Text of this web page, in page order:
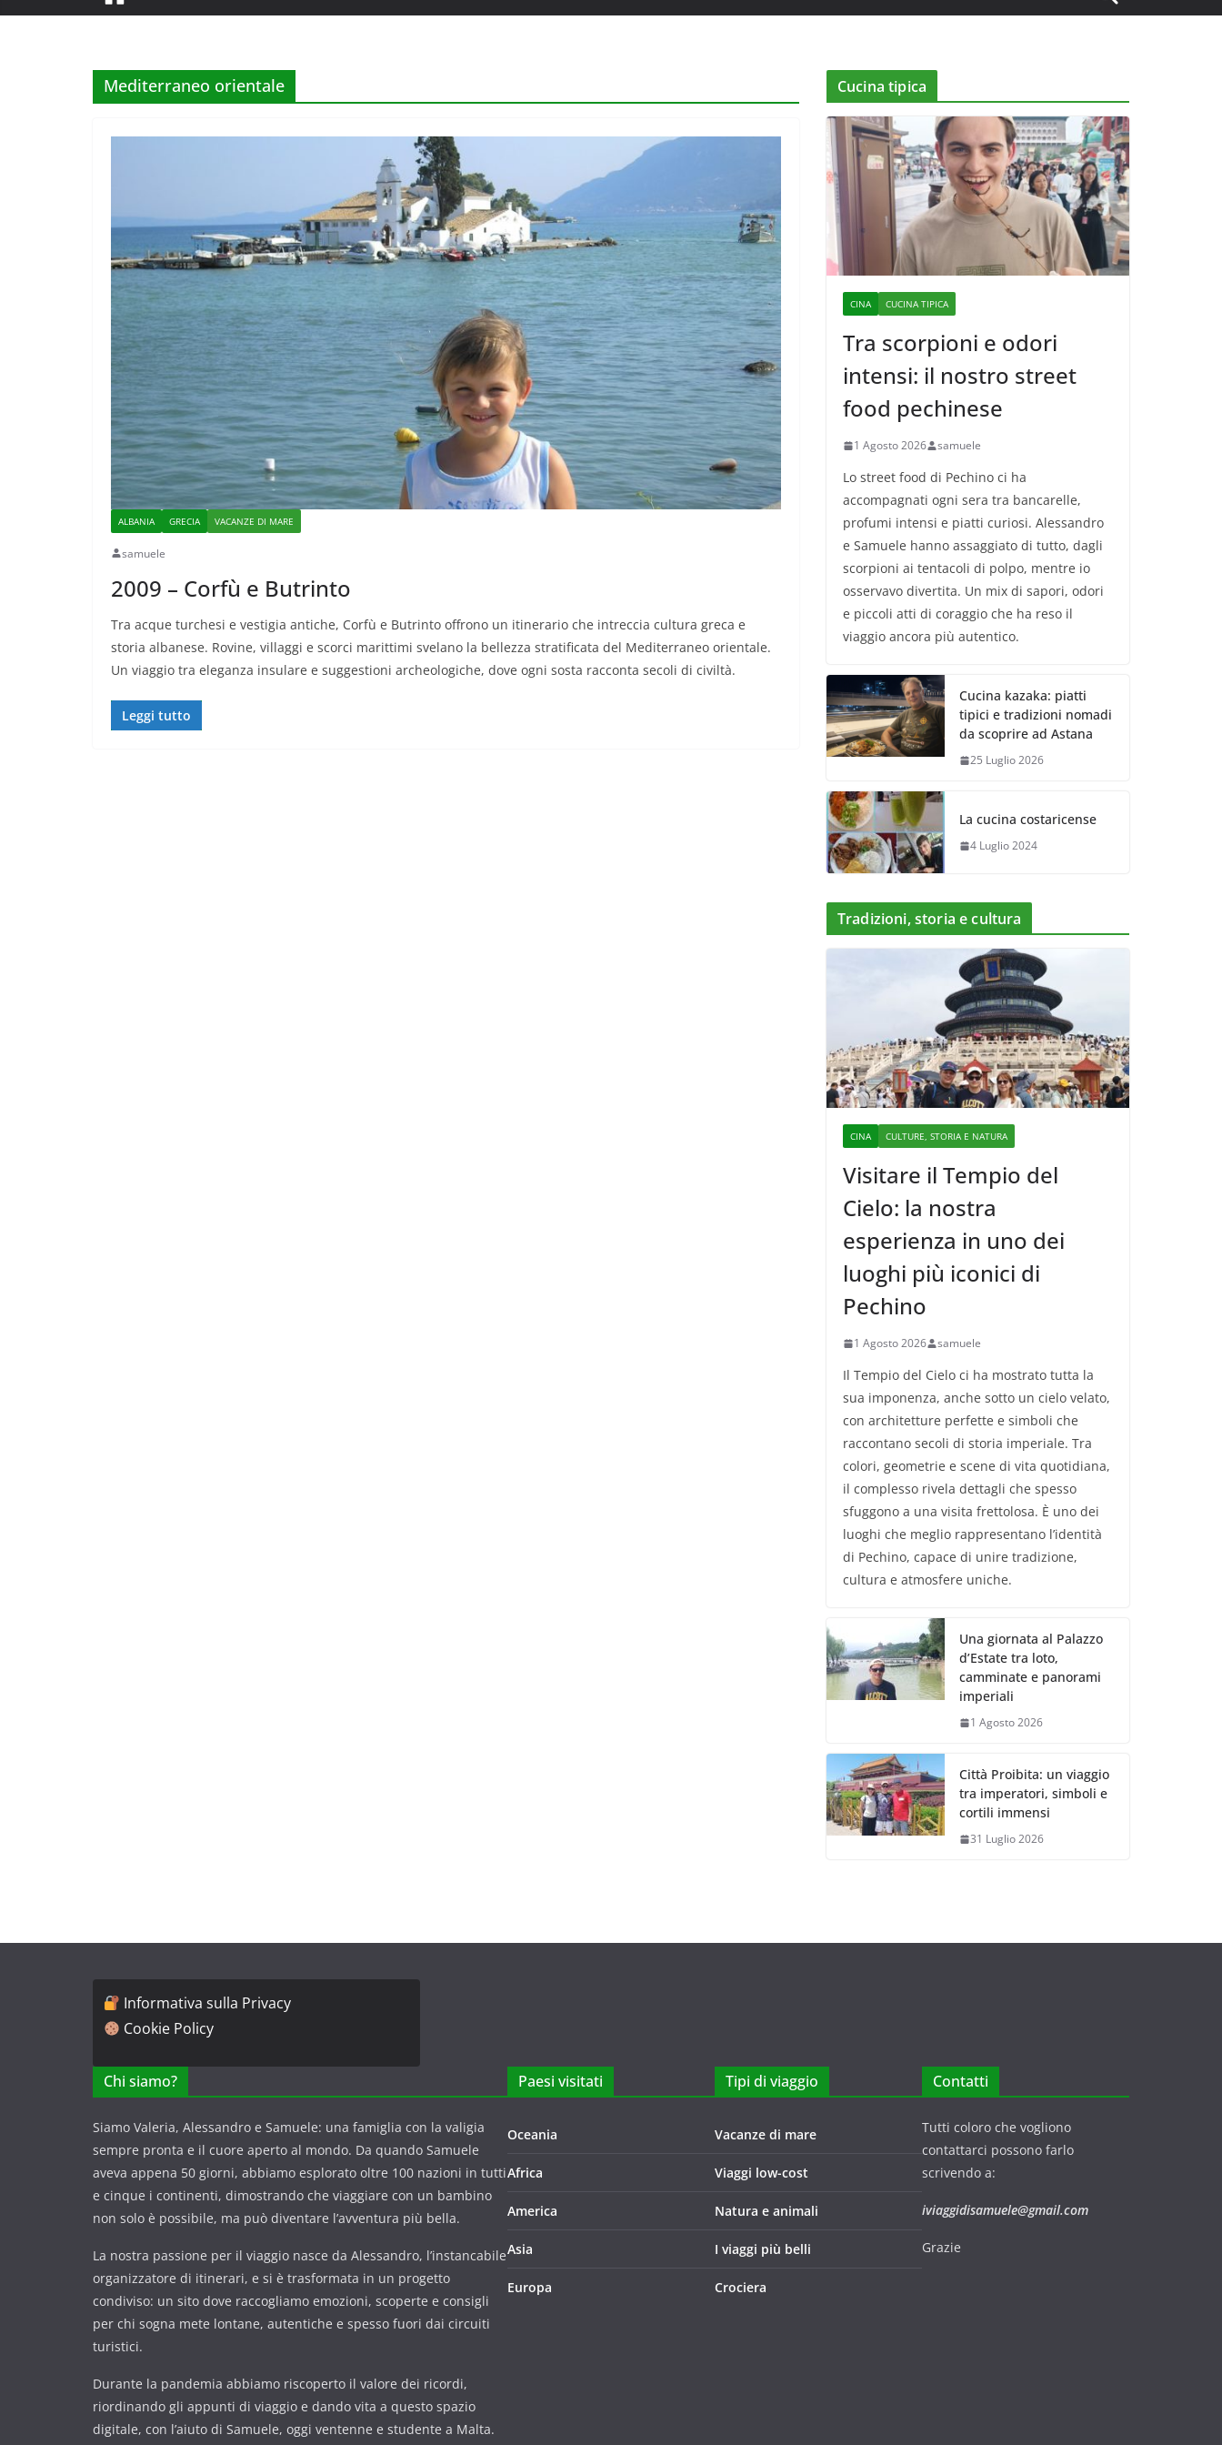
Mediterraneo orientale
ALBANIA GRECIA VACANZE DI MARE
samuele
2009 – Corfù e Butrinto
Tra acque turchesi e vestigia antiche, Corfù e Butrinto offrono un itinerario che intreccia cultura greca e
storia albanese. Rovine, villaggi e scorci marittimi svelano la bellezza stratificata del Mediterraneo orientale.
Un viaggio tra eleganza insulare e suggestioni archeologiche, dove ogni sosta racconta secoli di civiltà.
Leggi tutto
Cucina tipica
CINA CUCINA TIPICA
Tra scorpioni e odori
intensi: il nostro street
food pechinese
1 Agosto 2026 samuele
Lo street food di Pechino ci ha
accompagnati ogni sera tra bancarelle,
profumi intensi e piatti curiosi. Alessandro
e Samuele hanno assaggiato di tutto, dagli
scorpioni ai tentacoli di polpo, mentre io
osservavo divertita. Un mix di sapori, odori
e piccoli atti di coraggio che ha reso il
viaggio ancora più autentico.
Cucina kazaka: piatti
tipici e tradizioni nomadi
da scoprire ad Astana
25 Luglio 2026
La cucina costaricense
4 Luglio 2024
Tradizioni, storia e cultura
CINA CULTURE, STORIA E NATURA
Visitare il Tempio del
Cielo: la nostra
esperienza in uno dei
luoghi più iconici di
Pechino
1 Agosto 2026 samuele
Il Tempio del Cielo ci ha mostrato tutta la
sua imponenza, anche sotto un cielo velato,
con architetture perfette e simboli che
raccontano secoli di storia imperiale. Tra
colori, geometrie e scene di vita quotidiana,
il complesso rivela dettagli che spesso
sfuggono a una visita frettolosa. È uno dei
luoghi che meglio rappresentano l’identità
di Pechino, capace di unire tradizione,
cultura e atmosfere uniche.
Una giornata al Palazzo
d’Estate tra loto,
camminate e panorami
imperiali
1 Agosto 2026
Città Proibita: un viaggio
tra imperatori, simboli e
cortili immensi
31 Luglio 2026
Informativa sulla Privacy
Cookie Policy
Chi siamo?
Siamo Valeria, Alessandro e Samuele: una famiglia con la valigia
sempre pronta e il cuore aperto al mondo. Da quando Samuele
aveva appena 50 giorni, abbiamo esplorato oltre 100 nazioni in tutti
e cinque i continenti, dimostrando che viaggiare con un bambino
non solo è possibile, ma può diventare l’avventura più bella.
La nostra passione per il viaggio nasce da Alessandro, l’instancabile
organizzatore di itinerari, e si è trasformata in un progetto
condiviso: un sito dove raccogliamo emozioni, scoperte e consigli
per chi sogna mete lontane, autentiche e spesso fuori dai circuiti
turistici.
Durante la pandemia abbiamo riscoperto il valore dei ricordi,
riordinando gli appunti di viaggio e dando vita a questo spazio
digitale, con l’aiuto di Samuele, oggi ventenne e studente a Malta.
Paesi visitati
Oceania
Africa
America
Asia
Europa
Tipi di viaggio
Vacanze di mare
Viaggi low-cost
Natura e animali
I viaggi più belli
Crociera
Contatti
Tutti coloro che vogliono
contattarci possono farlo
scrivendo a:
iviaggidisamuele@gmail.com
Grazie